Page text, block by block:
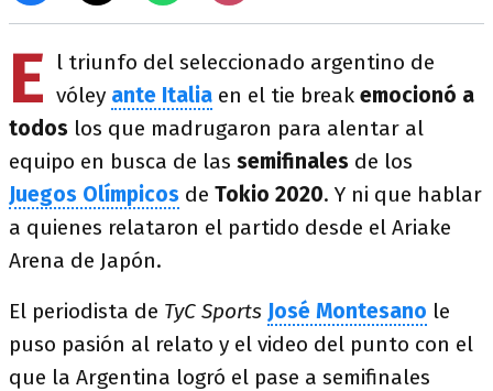
E
l triunfo del seleccionado argentino de
vóley ante Italia en el tie break emocionó a
todos los que madrugaron para alentar al
equipo en busca de las semifinales de los
Juegos Olímpicos de Tokio 2020. Y ni que hablar
a quienes relataron el partido desde el Ariake
Arena de Japón.
El periodista de TyC Sports José Montesano le
puso pasión al relato y el video del punto con el
que la Argentina logró el pase a semifinales